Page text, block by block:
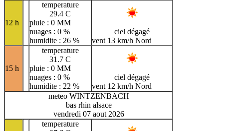
12 h
temperature
29.4 C
pluie : 0 MM
nuages : 0 %
humidite : 26 %
ciel dégagé
vent 13 km/h Nord
15 h
temperature
31.7 C
pluie : 0 MM
nuages : 0 %
humidite : 22 %
ciel dégagé
vent 12 km/h Nord
meteo WINTZENBACH
bas rhin alsace
vendredi 07 aout 2026
temperature